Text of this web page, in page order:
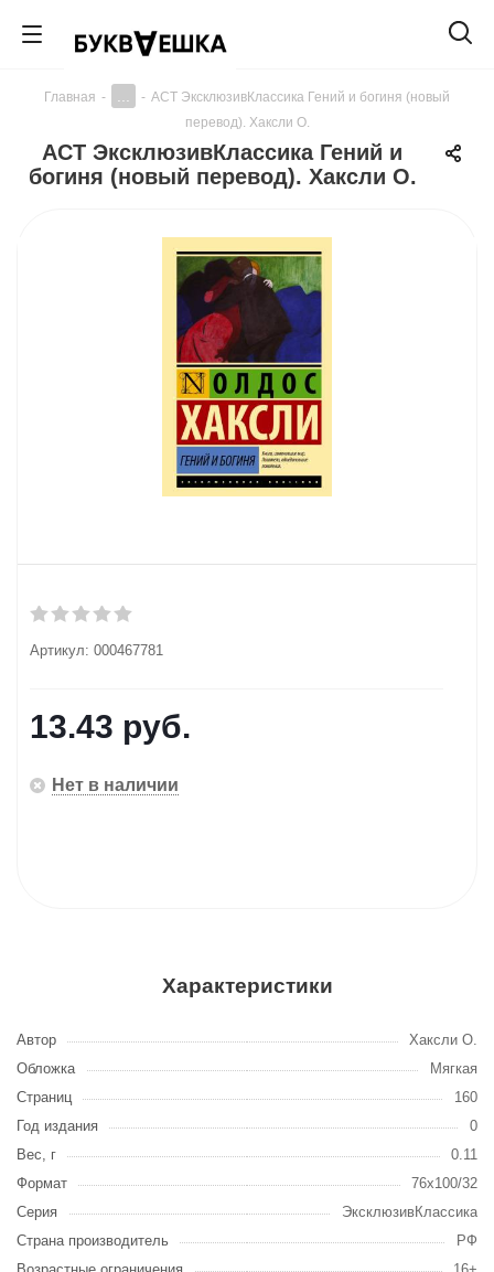
Главная - - АСТ ЭксклюзивКлассика Гений и богиня (новый
перевод). Хаксли О.
АСТ ЭксклюзивКлассика Гений и
богиня (новый перевод). Хаксли О.
Артикул: 000467781
13.43 руб.
Нет в наличии
Характеристики
Автор
Хаксли О.
Обложка
Мягкая
Страниц
160
Год издания
0
Вес, г
0.11
Формат
76x100/32
Серия
ЭксклюзивКлассика
Страна производитель
РФ